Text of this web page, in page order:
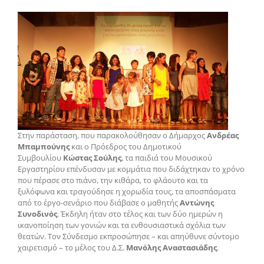
Στην παράσταση, που παρακολούθησαν ο ΔήμαρχοςΑνδρέας
Μπαμπούνηςκαι ο Πρόεδρος του Δημοτικού
Συμβουλίου Κώστας Σούλης, τα παιδιά του Μουσικού
Εργαστηρίου επένδυσαν με κομμάτια που διδάχτηκαν το χρόνο
που πέρασε στο πιάνο, την κιθάρα, το φλάουτο και τα
ξυλόφωνα και τραγούδησε η χορωδία τους, τα αποσπάσματα
από το έργο-σενάριο που διάβασε ο μαθητήςΑντώνης
Συνοδινός. Έκδηλη ήταν στο τέλος και των δύο ημερών η
ικανοποίηση των γονιών και τα ενθουσιαστικά σχόλια των
θεατών. Τον Σύνδεσμο εκπροσώπησε – και απηύθυνε σύντομο
χαιρετισμό – το μέλος του Δ.Σ. Μανόλης Αναστασιάδης.